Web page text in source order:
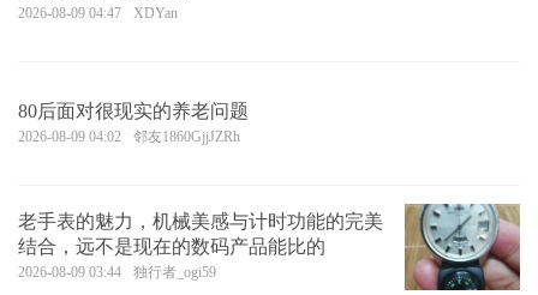
2026-08-09 04:47 XDYan
80后面对很现实的养老问题
2026-08-09 04:02 邻友1860GjjJZRh
老手表的魅力，机械美感与计时功能的完美
结合，远不是现在的数码产品能比的
2026-08-09 03:44 独行者_ogi59